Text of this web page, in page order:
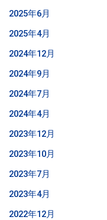
2025年6月
2025年4月
2024年12月
2024年9月
2024年7月
2024年4月
2023年12月
2023年10月
2023年7月
2023年4月
2022年12月